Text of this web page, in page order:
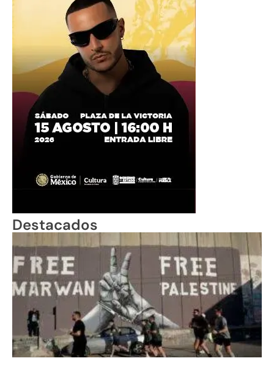
Destacados